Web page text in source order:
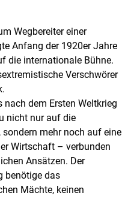
Wegbereiter einer
Anfang der 1920er Jahre
die internationale Bühne.
Verschwörer
dem Ersten Weltkrieg
nicht nur auf die
mehr noch auf eine
Wirtschaft – verbunden
Ansätzen. Der
benötige das
Mächte, keinen